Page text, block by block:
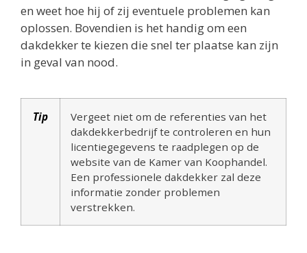
en weet hoe hij of zij eventuele problemen kan
oplossen. Bovendien is het handig om een
dakdekker te kiezen die snel ter plaatse kan zijn
in geval van nood.
Tip
Vergeet niet om de referenties van het
dakdekkerbedrijf te controleren en hun
licentiegegevens te raadplegen op de
website van de Kamer van Koophandel.
Een professionele dakdekker zal deze
informatie zonder problemen
verstrekken.